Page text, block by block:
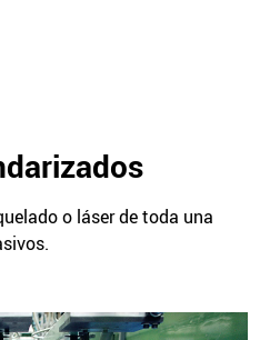
o láser de toda una